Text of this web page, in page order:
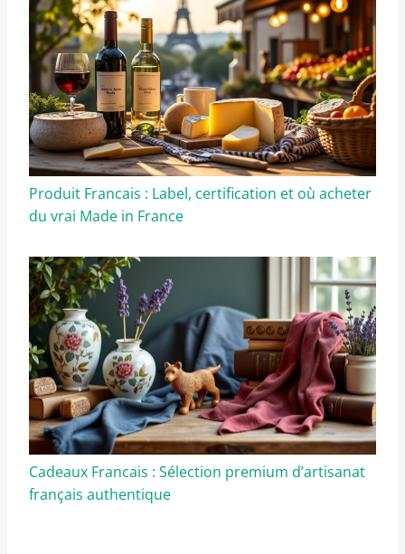
Produit Francais : Label, certification et où acheter
du vrai Made in France
Cadeaux Francais : Sélection premium d’artisanat
français authentique